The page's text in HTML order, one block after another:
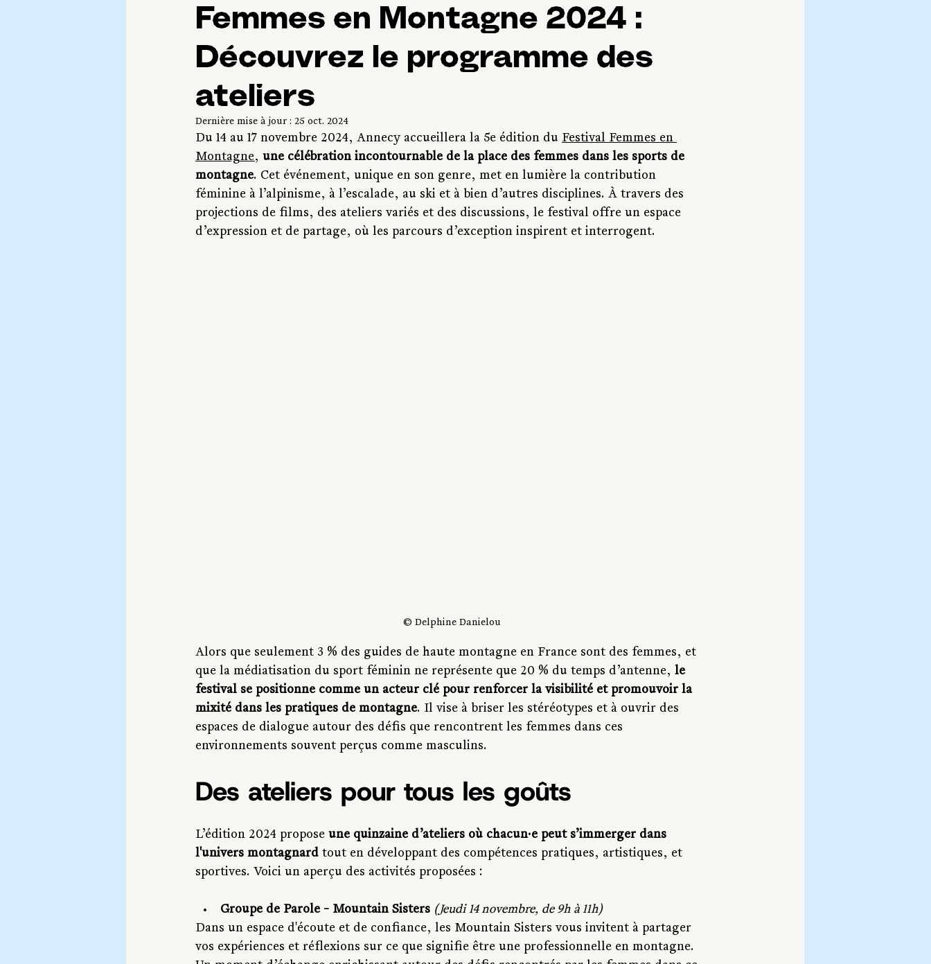
Femmes en Montagne 2024 :
Découvrez le programme des
ateliers
Dernière mise à jour : 25 oct. 2024
Du 14 au 17 novembre 2024, Annecy accueillera la 5e édition du Festival Femmes en
Montagne, une célébration incontournable de la place des femmes dans les sports de
montagne. Cet événement, unique en son genre, met en lumière la contribution
féminine à l’alpinisme, à l’escalade, au ski et à bien d’autres disciplines. À travers des
projections de films, des ateliers variés et des discussions, le festival offre un espace
d’expression et de partage, où les parcours d’exception inspirent et interrogent.
© Delphine Danielou
Alors que seulement 3 % des guides de haute montagne en France sont des femmes, et
que la médiatisation du sport féminin ne représente que 20 % du temps d’antenne, le
festival se positionne comme un acteur clé pour renforcer la visibilité et promouvoir la
mixité dans les pratiques de montagne. Il vise à briser les stéréotypes et à ouvrir des
espaces de dialogue autour des défis que rencontrent les femmes dans ces
environnements souvent perçus comme masculins.
Des ateliers pour tous les goûts
L’édition 2024 propose une quinzaine d’ateliers où chacun·e peut s’immerger dans
l'univers montagnard tout en développant des compétences pratiques, artistiques, et
sportives. Voici un aperçu des activités proposées :
Groupe de Parole - Mountain Sisters (Jeudi 14 novembre, de 9h à 11h)
Dans un espace d'écoute et de confiance, les Mountain Sisters vous invitent à partager
vos expériences et réflexions sur ce que signifie être une professionnelle en montagne.